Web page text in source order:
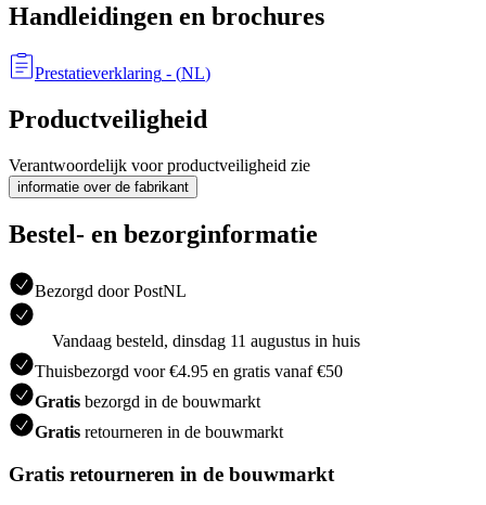
Handleidingen en brochures
Prestatieverklaring - (NL)
Productveiligheid
Verantwoordelijk voor productveiligheid zie
informatie over de fabrikant
Bestel- en bezorginformatie
Bezorgd door PostNL
Vandaag besteld, dinsdag 11 augustus in huis
Thuisbezorgd voor €4.95 en gratis vanaf €50
Gratis bezorgd in de bouwmarkt
Gratis retourneren in de bouwmarkt
Gratis retourneren in de bouwmarkt